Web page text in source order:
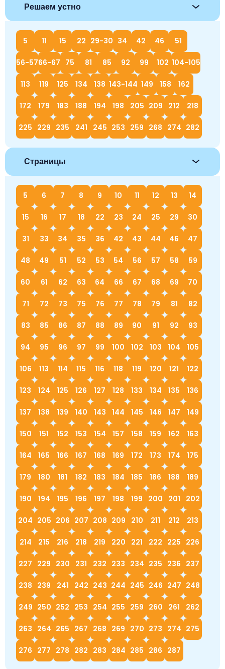
Решаем устно
5 11 15 22 29-30 34 42 46 51
56-5766-67 75 81 85 92 99 102 104-105
113 119 125 134 138 143-144 149 158 162
172 179 183 188 194 198 205 209 212 218
225 229 235 241 245 253 259 268 274 282
Страницы
5 6 7 8 9 10 11 12 13 14
15 16 17 18 22 23 24 25 29 30
31 33 34 35 36 42 43 44 46 47
48 49 51 52 53 54 56 57 58 59
60 61 62 63 64 66 67 68 69 70
71 72 73 75 76 77 78 79 81 82
83 85 86 87 88 89 90 91 92 93
94 95 96 97 99 100 102 103 104 105
106 113 114 115 116 118 119 120 121 122
123 124 125 126 127 128 133 134 135 136
137 138 139 140 143 144 145 146 147 149
150 151 152 153 154 157 158 159 162 163
164 165 166 167 168 169 172 173 174 175
179 180 181 182 183 184 185 186 188 189
190 194 195 196 197 198 199 200 201 202
204 205 206 207 208 209 210 211 212 213
214 215 216 218 219 220 221 222 225 226
227 229 230 231 232 233 234 235 236 237
238 239 241 242 243 244 245 246 247 248
249 250 252 253 254 255 259 260 261 262
263 264 265 267 268 269 270 273 274 275
276 277 278 282 283 284 285 286 287